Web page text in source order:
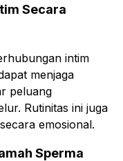
Secara
intim
menjaga
peluang
Rutinitas ini juga
emosional.
Sperma